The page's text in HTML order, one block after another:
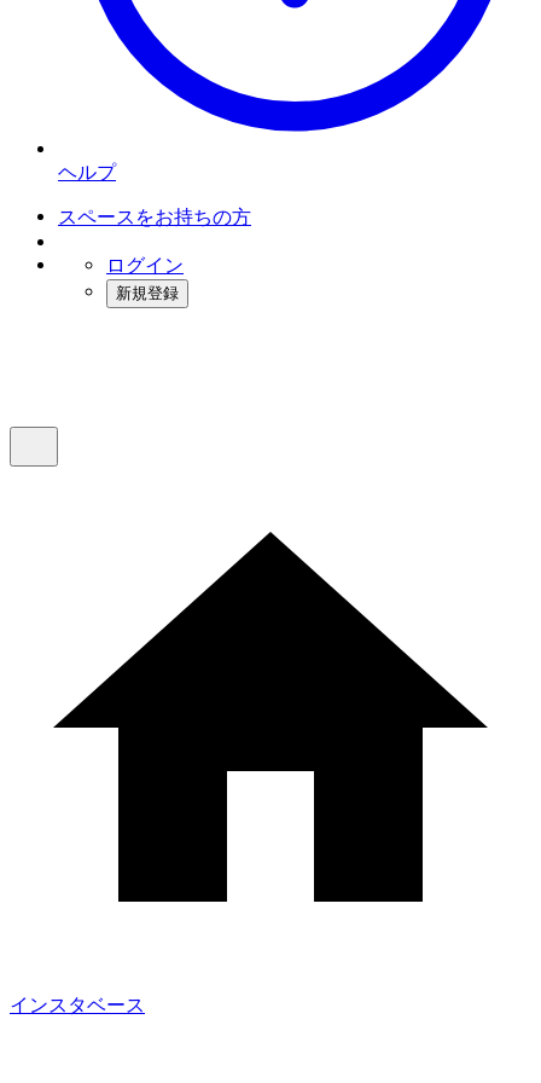
ヘルプ
スペースをお持ちの方
ログイン
新規登録
インスタベース